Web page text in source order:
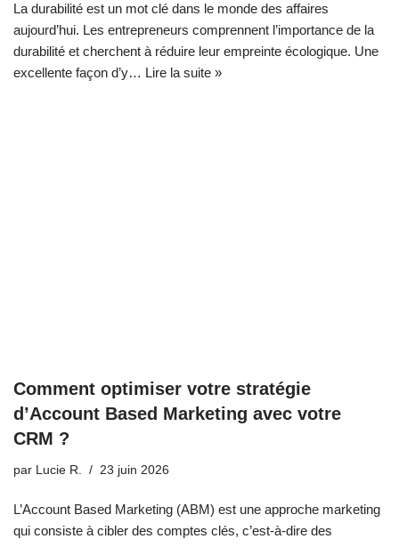
La durabilité est un mot clé dans le monde des affaires
aujourd’hui. Les entrepreneurs comprennent l’importance de la
durabilité et cherchent à réduire leur empreinte écologique. Une
excellente façon d’y… Lire la suite »
Comment optimiser votre stratégie
d’Account Based Marketing avec votre
CRM ?
par Lucie R. 23 juin 2026
L’Account Based Marketing (ABM) est une approche marketing
qui consiste à cibler des comptes clés, c’est-à-dire des